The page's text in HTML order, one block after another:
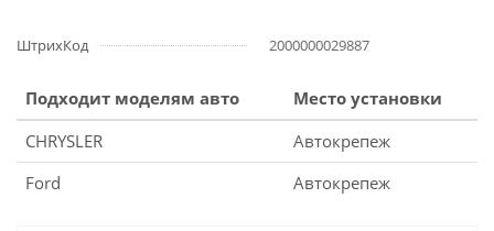
ШтрихКод 2000000029887
Подходит моделям авто
Место установки
CHRYSLER
Автокрепеж
Ford
Автокрепеж